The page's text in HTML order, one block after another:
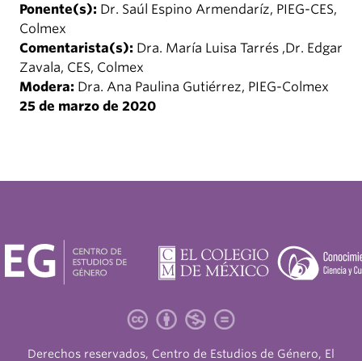
Ponente(s): Dr. Saúl Espino Armendaríz, PIEG-CES,
Colmex
Comentarista(s): Dra. María Luisa Tarrés ,Dr. Edgar
Zavala, CES, Colmex
Modera: Dra. Ana Paulina Gutiérrez, PIEG-Colmex
25 de marzo de 2020
Derechos reservados, Centro de Estudios de Género, El